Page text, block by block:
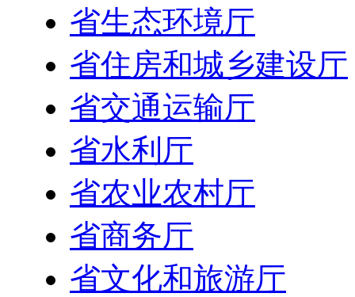
省生态环境厅
省住房和城乡建设厅
省交通运输厅
省水利厅
省农业农村厅
省商务厅
省文化和旅游厅